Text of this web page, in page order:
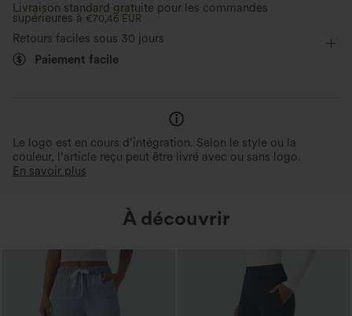
Taille ultra haute Haute élasticité
Livraison standard gratuite pour les commandes
supérieures à €70,46 EUR
Retours faciles sous 30 jours
Paiement facile
Le logo est en cours d’intégration. Selon le style ou la
couleur, l’article reçu peut être livré avec ou sans logo.
En savoir plus
À découvrir